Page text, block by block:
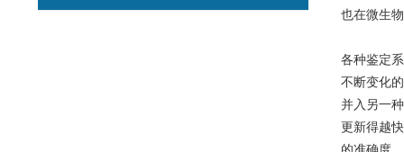
也在微生
各种鉴定
不断变化
并入另一
更新得越